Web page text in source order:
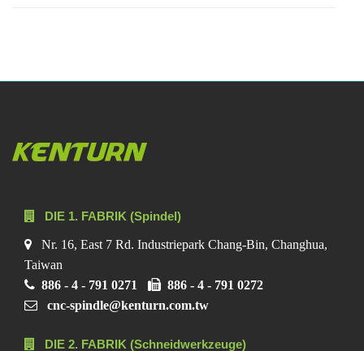
DIE 1. FABRIK (Spindel)
Nr. 16, East 7 Rd. Industriepark Chang-Bin, Changhua,
Taiwan
886 - 4 - 791 0271
886 - 4 - 791 0272
cnc-spindle@kenturn.com.tw
DIE 2. FABRIK (Schneidwerkzeuge)